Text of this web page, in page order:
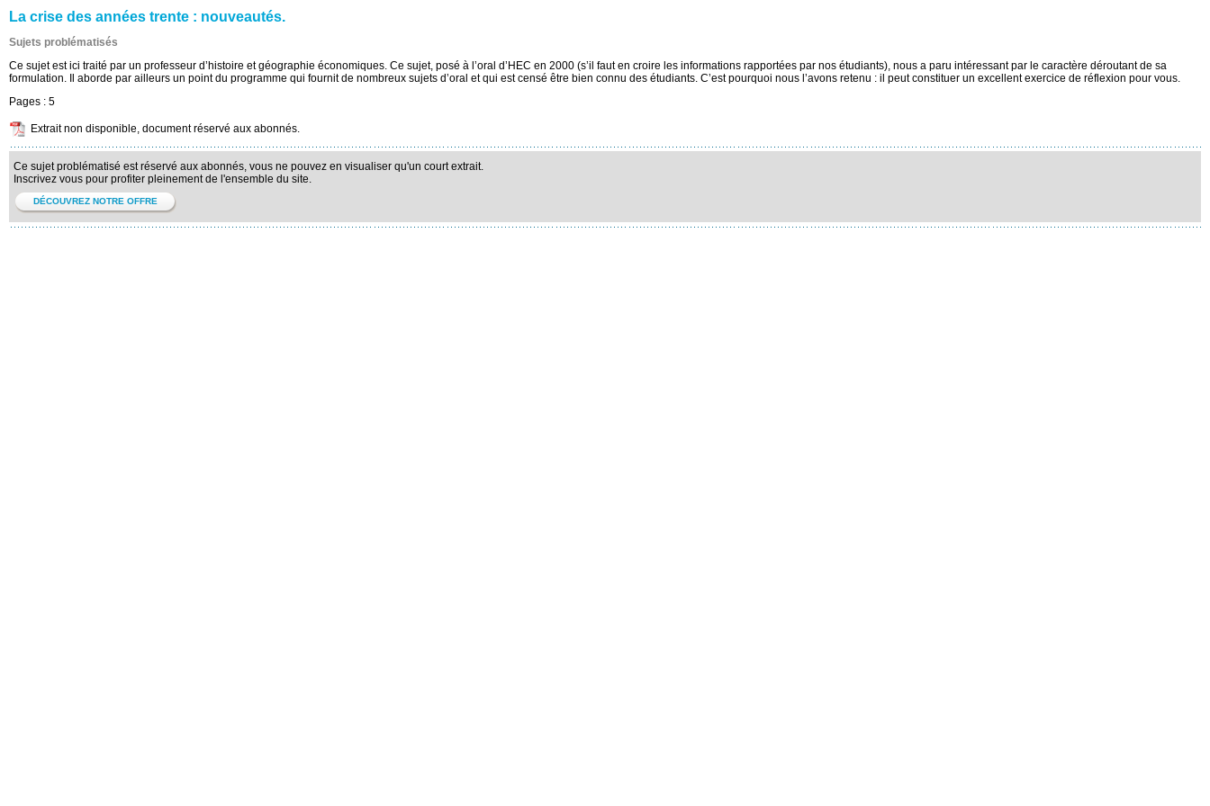
La crise des années trente : nouveautés.
Sujets problématisés
Ce sujet est ici traité par un professeur d’histoire et géographie économiques. Ce sujet, posé à l’oral d’HEC en 2000 (s’il faut en croire les informations rapportées par nos étudiants), nous a paru intéressant par le caractère déroutant de sa
formulation. Il aborde par ailleurs un point du programme qui fournit de nombreux sujets d’oral et qui est censé être bien connu des étudiants. C’est pourquoi nous l’avons retenu : il peut constituer un excellent exercice de réflexion pour vous.
Pages : 5
Extrait non disponible, document réservé aux abonnés.
Ce sujet problématisé est réservé aux abonnés, vous ne pouvez en visualiser qu'un court extrait.
Inscrivez vous pour profiter pleinement de l'ensemble du site.
DÉCOUVREZ NOTRE OFFRE